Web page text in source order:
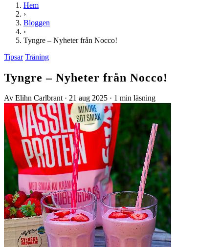
Hem
›
Bloggen
›
Tyngre – Nyheter från Nocco!
Tipsar Träning
Tyngre – Nyheter från Nocco!
Av Elihn Carlbrant · 21 aug 2025 · 1 min läsning